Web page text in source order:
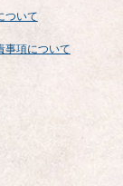
ついて
事項について